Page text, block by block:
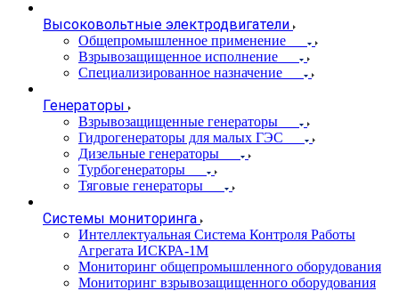
Высоковольтные электродвигатели
Общепромышленное применение
Взрывозащищенное исполнение
Специализированное назначение
Генераторы
Взрывозащищенные генераторы
Гидрогенераторы для малых ГЭС
Дизельные генераторы
Турбогенераторы
Тяговые генераторы
Системы мониторинга
Интеллектуальная Система Контроля Работы
Агрегата ИСКРА-1М
Мониторинг общепромышленного оборудования
Мониторинг взрывозащищенного оборудования